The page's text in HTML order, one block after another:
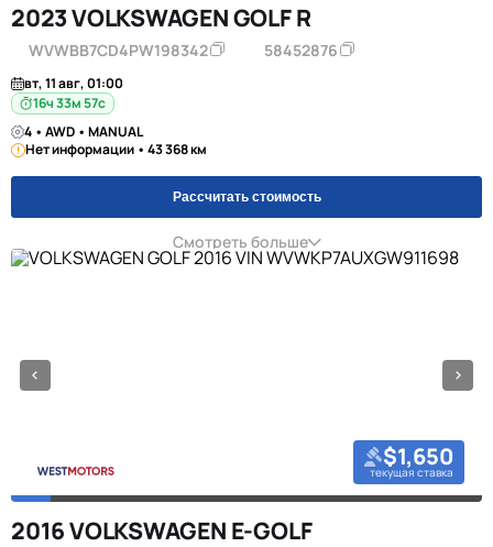
2023 VOLKSWAGEN GOLF R
WVWBB7CD4PW198342 58452876
вт, 11 авг, 01:00
16ч 33м 57с
4 • AWD • MANUAL
Нет информации • 43 368 км
Рассчитать стоимость
Смотреть больше
$1,650
текущая ставка
2016 VOLKSWAGEN E-GOLF